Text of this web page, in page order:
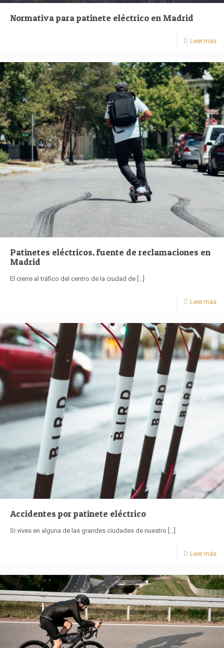
Normativa para patinete eléctrico en Madrid
Leer más
Patinetes eléctricos, fuente de reclamaciones en
Madrid
El cierre al tráfico del centro de la ciudad de […]
Leer más
Accidentes por patinete eléctrico
Si vives en alguna de las grandes ciudades de nuestro […]
Leer más